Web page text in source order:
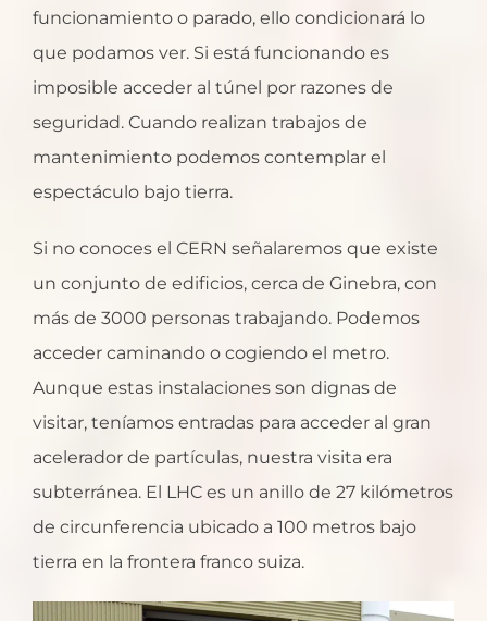
funcionamiento o parado, ello condicionará lo
que podamos ver. Si está funcionando es
imposible acceder al túnel por razones de
seguridad. Cuando realizan trabajos de
mantenimiento podemos contemplar el
espectáculo bajo tierra.
Si no conoces el CERN señalaremos que existe
un conjunto de edificios, cerca de Ginebra, con
más de 3000 personas trabajando. Podemos
acceder caminando o cogiendo el metro.
Aunque estas instalaciones son dignas de
visitar, teníamos entradas para acceder al gran
acelerador de partículas, nuestra visita era
subterránea. El LHC es un anillo de 27 kilómetros
de circunferencia ubicado a 100 metros bajo
tierra en la frontera franco suiza.